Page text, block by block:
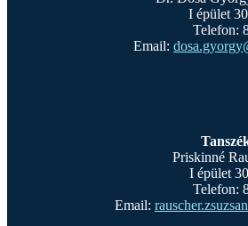
I épület
Telefon:
Email:
Priskinné
I épület
Telefon:
Email: